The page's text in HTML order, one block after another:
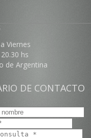
Viernes
hs
de Argentina
DE CONTACTO